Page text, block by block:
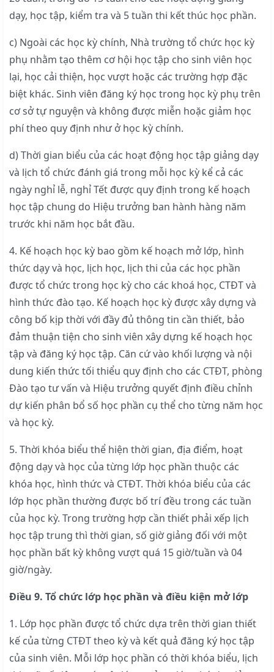
dạy, học tập, kiểm tra và 5 tuần thi kết thúc học phần.
c) Ngoài các học kỳ chính, Nhà trường tổ chức học kỳ
phụ nhằm tạo thêm cơ hội học tập cho sinh viên học
lại, học cải thiện, học vượt hoặc các trường hợp đặc
biệt khác. Sinh viên đăng ký học trong học kỳ phụ trên
cơ sở tự nguyện và không được miễn hoặc giảm học
phí theo quy định như ở học kỳ chính.
d) Thời gian biểu của các hoạt động học tập giảng dạy
và lịch tổ chức đánh giá trong mỗi học kỳ kể cả các
ngày nghỉ lễ, nghỉ Tết được quy định trong kế hoạch
học tập chung do Hiệu trưởng ban hành hàng năm
trước khi năm học bắt đầu.
4. Kế hoạch học kỳ bao gồm kế hoạch mở lớp, hình
thức dạy và học, lịch học, lịch thi của các học phần
được tổ chức trong học kỳ cho các khoá học, CTĐT và
hình thức đào tạo. Kế hoạch học kỳ được xây dựng và
công bố kịp thời với đầy đủ thông tin cần thiết, bảo
đảm thuận tiện cho sinh viên xây dựng kế hoạch học
tập và đăng ký học tập. Căn cứ vào khối lượng và nội
dung kiến thức tối thiểu quy định cho các CTĐT, phòng
Đào tạo tư vấn và Hiệu trưởng quyết định điều chỉnh
dự kiến phân bổ số học phần cụ thể cho từng năm học
và học kỳ.
5. Thời khóa biểu thể hiện thời gian, địa điểm, hoạt
động dạy và học của từng lớp học phần thuộc các
khóa học, hình thức và CTĐT. Thời khóa biểu của các
lớp học phần thường được bố trí đều trong các tuần
của học kỳ. Trong trường hợp cần thiết phải xếp lịch
học tập trung thì thời gian, số giờ giảng đối với một
học phần bất kỳ không vượt quá 15 giờ/tuần và 04
giờ/ngày.
Điều 9. Tổ chức lớp học phần và điều kiện mở lớp
1. Lớp học phần được tổ chức dựa trên thời gian thiết
kế của từng CTĐT theo kỳ và kết quả đăng ký học tập
của sinh viên. Mỗi lớp học phần có thời khóa biểu, lịch